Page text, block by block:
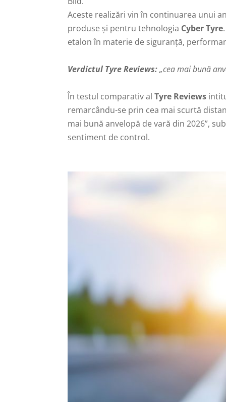
Aceste realizări vin în continuarea unui
produse și pentru tehnologia Cyber Tyre
etalon în materie de siguranță,
Verdictul Tyre Reviews:„cea mai bună
În testul comparativ alTyre Reviews
remarcându-se prin cea mai scurtă
mai bună anvelopă de vară din 2026”,
sentiment de control.